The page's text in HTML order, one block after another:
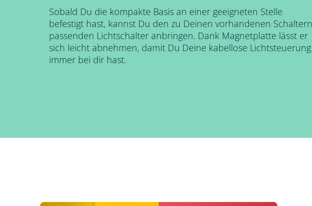
Sobald Du die kompakte Basis an einer geeigneten Stelle
befestigt hast, kannst Du den zu Deinen vorhandenen Schaltern
passenden Lichtschalter anbringen. Dank Magnetplatte lässt er
sich leicht abnehmen, damit Du Deine kabellose Lichtsteuerung
immer bei dir hast.